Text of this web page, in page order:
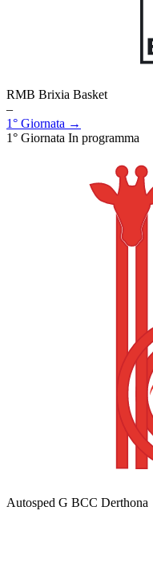
RMB Brixia Basket
–
1° Giornata →
1° Giornata In programma
Autosped G BCC Derthona